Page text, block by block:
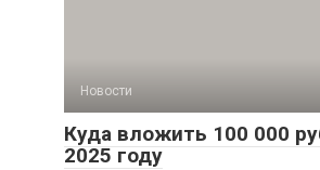
Новости
Куда вложить 100 000
2025 году